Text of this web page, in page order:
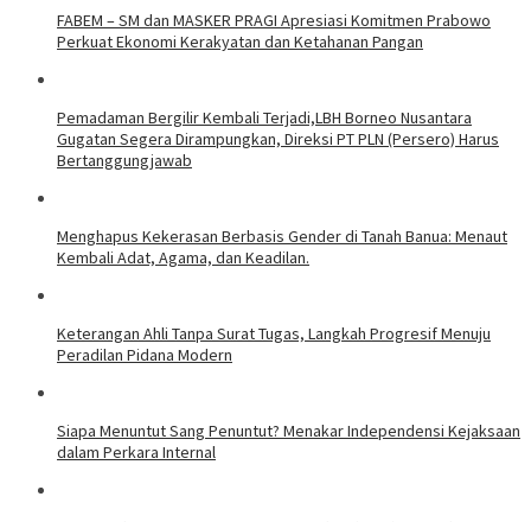
FABEM – SM dan MASKER PRAGI Apresiasi Komitmen Prabowo
Perkuat Ekonomi Kerakyatan dan Ketahanan Pangan
Pemadaman Bergilir Kembali Terjadi,LBH Borneo Nusantara
Gugatan Segera Dirampungkan, Direksi PT PLN (Persero) Harus
Bertanggungjawab
Menghapus Kekerasan Berbasis Gender di Tanah Banua: Menaut
Kembali Adat, Agama, dan Keadilan.
Keterangan Ahli Tanpa Surat Tugas, Langkah Progresif Menuju
Peradilan Pidana Modern
Siapa Menuntut Sang Penuntut? Menakar Independensi Kejaksaan
dalam Perkara Internal